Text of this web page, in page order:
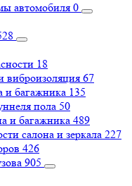
автомобиля 0
18
67
и багажника 135
пола 50
и багажника 489
салона и зеркала 227
426
905